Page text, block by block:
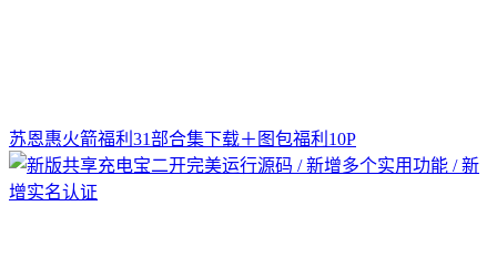
苏恩惠火箭福利31部合集下载＋图包福利10P